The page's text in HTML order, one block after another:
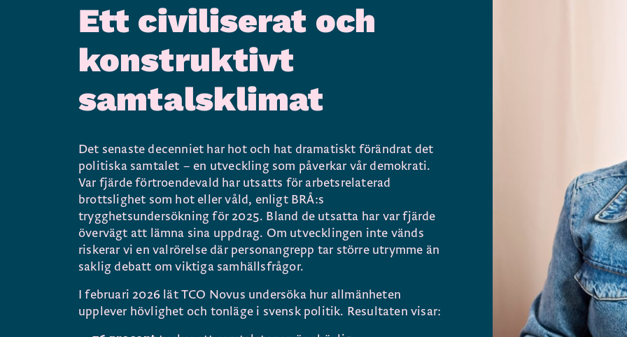
Ett civiliserat och
konstruktivt
samtalsklimat
Det senaste decenniet har hot och hat dramatiskt förändrat det
politiska samtalet – en utveckling som påverkar vår demokrati.
Var fjärde förtroendevald har utsatts för arbetsrelaterad
brottslighet som hot eller våld, enligt BRÅ:s
trygghetsundersökning för 2025. Bland de utsatta har var fjärde
övervägt att lämna sina uppdrag. Om utvecklingen inte vänds
riskerar vi en valrörelse där personangrepp tar större utrymme än
saklig debatt om viktiga samhällsfrågor.
I februari 2026 lät TCO Novus undersöka hur allmänheten
upplever hövlighet och tonläge i svensk politik. Resultaten visar: